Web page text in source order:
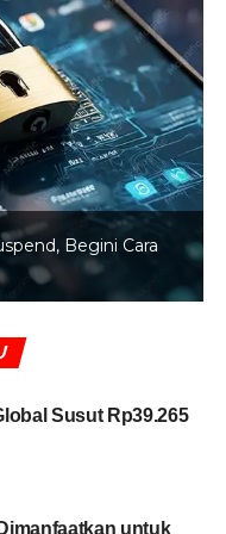
di Mall hingga
di Setiabudi
Begini Cara
Susut Rp39.265
untuk